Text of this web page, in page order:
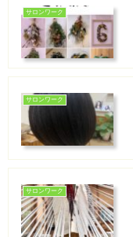
サロンワーク
サロンワーク
サロンワーク